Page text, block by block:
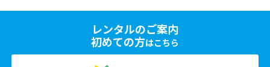
レンタルのご案内
初めての方はこちら